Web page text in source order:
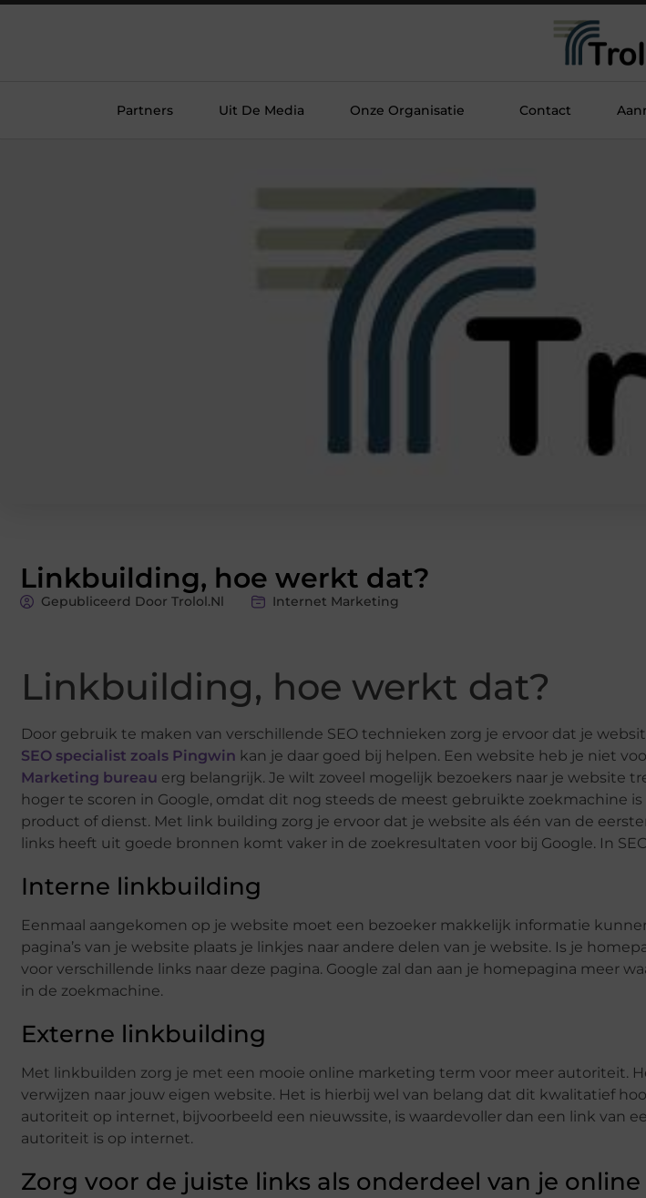
Partners Uit De Media Onze Organisatie Contact
Linkbuilding, hoe werkt dat?
Gepubliceerd Door Trolol.nl Internet Marketing
Linkbuilding, hoe werkt dat?
Door gebruik te maken van verschillende SEO technieken zorg je ervoor dat je
SEO specialist zoals Pingwin kan je daar goed bij helpen. Een website heb je niet
Marketing bureau erg belangrijk. Je wilt zoveel mogelijk bezoekers naar je website
hoger te scoren in Google, omdat dit nog steeds de meest gebruikte zoekmachine is
product of dienst. Met link building zorg je ervoor dat je website als één van de
links heeft uit goede bronnen komt vaker in de zoekresultaten voor bij Google. In
Interne linkbuilding
Eenmaal aangekomen op je website moet een bezoeker makkelijk informatie
pagina’s van je website plaats je linkjes naar andere delen van je website. Is je
voor verschillende links naar deze pagina. Google zal dan aan je homepagina meer
in de zoekmachine.
Externe linkbuilding
Met linkbuilden zorg je met een mooie online marketing term voor meer autoriteit.
verwijzen naar jouw eigen website. Het is hierbij wel van belang dat dit kwalitatief
autoriteit op internet, bijvoorbeeld een nieuwssite, is waardevoller dan een link van
autoriteit is op internet.
Zorg voor de juiste links als onderdeel van je